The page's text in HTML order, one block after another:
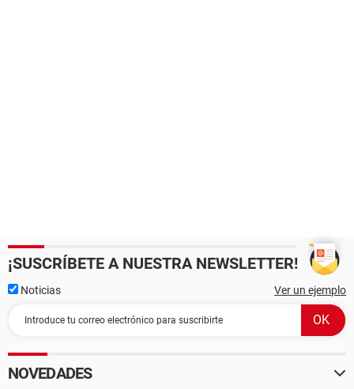
¡SUSCRÍBETE A NUESTRA NEWSLETTER!
Noticias Ver un ejemplo
NOVEDADES